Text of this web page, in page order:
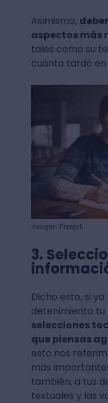
Asimismo,
aspectos más
tales como su
cuánto tardó
Imagen: Freepik
3.
Dicho esto, si
detenimiento tu
selecciones
que piensas
esto nos
más
también, a tus
textuales y las